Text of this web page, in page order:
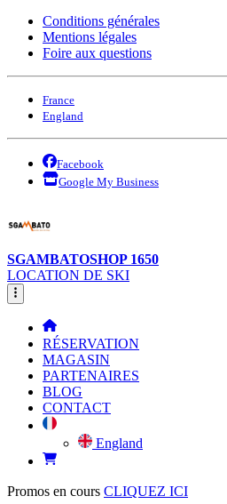
Conditions générales
Mentions légales
Foire aux questions
France
England
Facebook
Google My Business
SGAMBATOSHOP 1650
LOCATION DE SKI
RÉSERVATION
MAGASIN
PARTENAIRES
BLOG
CONTACT
England
Promos en cours CLIQUEZ ICI